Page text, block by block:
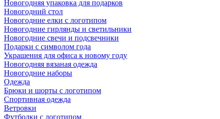
Новогодняя упаковка для подарков
Новогодний стол
Новогодние елки с логотипом
Новогодние гирлянды и светильники
Новогодние свечи и подсвечники
Подарки с символом года
Украшения для офиса к новому году
Новогодняя вязаная одежда
Новогодние наборы
Одежда
Брюки и шорты с логотипом
Спортивная одежда
Ветровки
Футболки с логотипом